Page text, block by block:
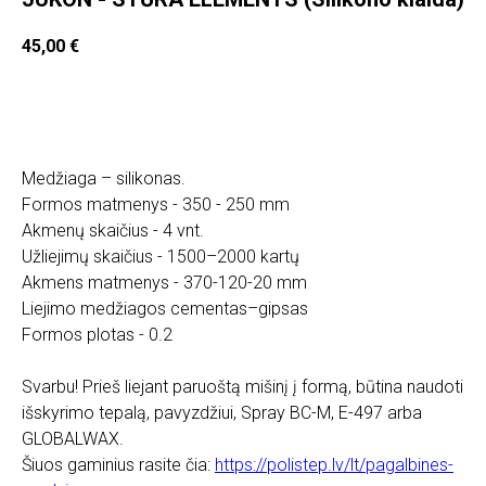
45,00 €
Medžiaga – silikonas.
Formos matmenys - 350 - 250 mm
Akmenų skaičius - 4 vnt.
Užliejimų skaičius - 1500–2000 kartų
Akmens matmenys - 370-120-20 mm
Liejimo medžiagos cementas–gipsas
Formos plotas - 0.2
Svarbu! Prieš liejant paruoštą mišinį į formą, būtina naudoti
išskyrimo tepalą, pavyzdžiui, Spray BC-M, E-497 arba
GLOBALWAX.
Šiuos gaminius rasite čia: https://polistep.lv/lt/pagalbines-